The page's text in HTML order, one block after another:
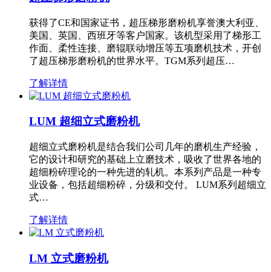
获得了CE和国家证书，超压梯形磨粉机享誉澳大利亚、
美国、英国、西班牙等客户国家。该机型采用了梯形工
作面、柔性连接、磨辊联动增压等五项磨机技术，开创
了超压梯形磨粉机的世界水平。TGM系列超压…
了解详情
LUM 超细立式磨粉机
超细立式磨粉机是结合我们公司几年的磨机生产经验，
它的设计和研究的基础上立磨技术，吸收了世界各地的
超细粉碎理论的一种先进的轧机。本系列产品是一种专
业设备，包括超细粉碎，分级和交付。 LUM系列超细立
式…
了解详情
LM 立式磨粉机